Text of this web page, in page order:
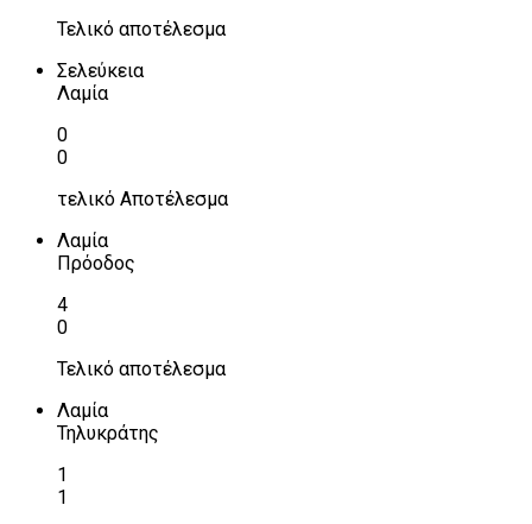
Τελικό αποτέλεσμα
Σελεύκεια
Λαμία
0
0
τελικό Αποτέλεσμα
Λαμία
Πρόοδος
4
0
Τελικό αποτέλεσμα
Λαμία
Τηλυκράτης
1
1